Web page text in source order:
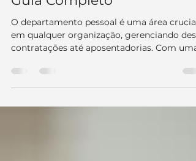
Departamento Pessoal: Um
Guia Completo
O departamento pessoal é uma área crucial
contratações até aposentadorias. Com uma
miríade de...